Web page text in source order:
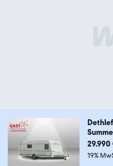
29.990
19%